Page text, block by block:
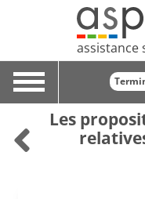
assistance
Toggle
navigation
Les